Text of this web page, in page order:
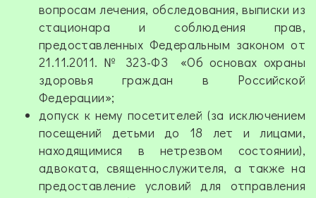
вопросам лечения, обследования, выписки из
стационара и соблюдения прав,
предоставленных Федеральным законом от
21.11.2011. № 323-ФЗ «Об основах охраны
здоровья граждан в Российской
Федерации»;
допуск к нему посетителей (за исключением
посещений детьми до 18 лет и лицами,
находящимися в нетрезвом состоянии),
адвоката, священнослужителя, а также на
предоставление условий для отправления